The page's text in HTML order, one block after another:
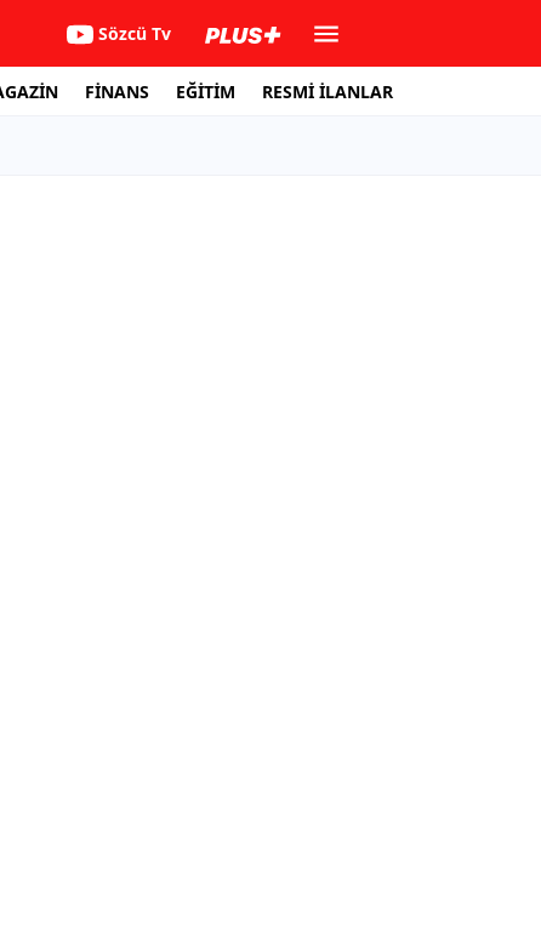
Sözcü Tv
FİNANS EĞİTİM RESMİ İLANLAR